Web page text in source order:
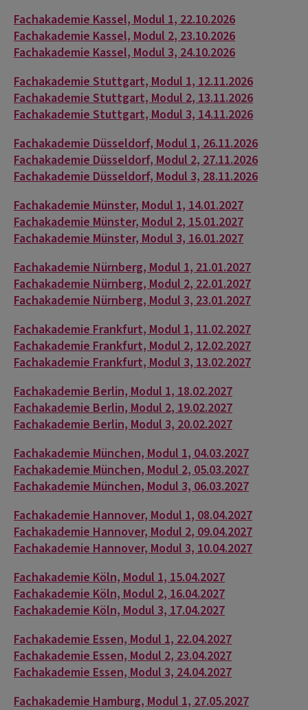
Fachakademie Kassel, Modul 1, 22.10.2026
Fachakademie Kassel, Modul 2, 23.10.2026
Fachakademie Kassel, Modul 3, 24.10.2026
Fachakademie Stuttgart, Modul 1, 12.11.2026
Fachakademie Stuttgart, Modul 2, 13.11.2026
Fachakademie Stuttgart, Modul 3, 14.11.2026
Fachakademie Düsseldorf, Modul 1, 26.11.2026
Fachakademie Düsseldorf, Modul 2, 27.11.2026
Fachakademie Düsseldorf, Modul 3, 28.11.2026
Fachakademie Münster, Modul 1, 14.01.2027
Fachakademie Münster, Modul 2, 15.01.2027
Fachakademie Münster, Modul 3, 16.01.2027
Fachakademie Nürnberg, Modul 1, 21.01.2027
Fachakademie Nürnberg, Modul 2, 22.01.2027
Fachakademie Nürnberg, Modul 3, 23.01.2027
Fachakademie Frankfurt, Modul 1, 11.02.2027
Fachakademie Frankfurt, Modul 2, 12.02.2027
Fachakademie Frankfurt, Modul 3, 13.02.2027
Fachakademie Berlin, Modul 1, 18.02.2027
Fachakademie Berlin, Modul 2, 19.02.2027
Fachakademie Berlin, Modul 3, 20.02.2027
Fachakademie München, Modul 1, 04.03.2027
Fachakademie München, Modul 2, 05.03.2027
Fachakademie München, Modul 3, 06.03.2027
Fachakademie Hannover, Modul 1, 08.04.2027
Fachakademie Hannover, Modul 2, 09.04.2027
Fachakademie Hannover, Modul 3, 10.04.2027
Fachakademie Köln, Modul 1, 15.04.2027
Fachakademie Köln, Modul 2, 16.04.2027
Fachakademie Köln, Modul 3, 17.04.2027
Fachakademie Essen, Modul 1, 22.04.2027
Fachakademie Essen, Modul 2, 23.04.2027
Fachakademie Essen, Modul 3, 24.04.2027
Fachakademie Hamburg, Modul 1, 27.05.2027